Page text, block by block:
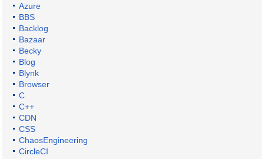
Azure
BBS
Backlog
Bazaar
Becky
Blog
Blynk
Browser
C
C++
CDN
CSS
ChaosEngineering
CircleCI